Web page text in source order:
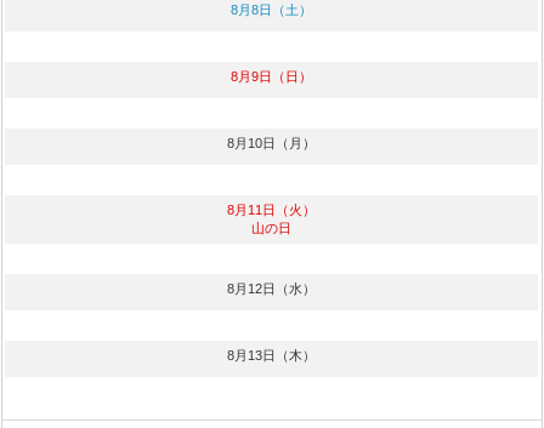
8月8日（土）
8月9日（日）
8月10日（月）
8月11日（火）
山の日
8月12日（水）
8月13日（木）